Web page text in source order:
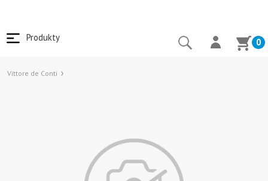
Produkty 0
Vittore de Conti